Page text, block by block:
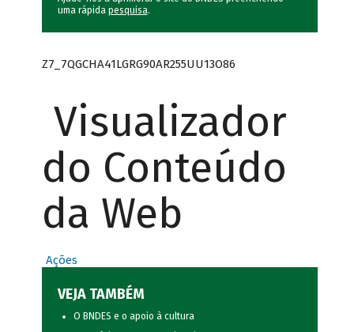
uma rápida pesquisa.
Z7_7QGCHA41LGRG90AR255UU13O86
Visualizador
do Conteúdo
da Web
Ações
VEJA TAMBÉM
O BNDES e o apoio à cultura